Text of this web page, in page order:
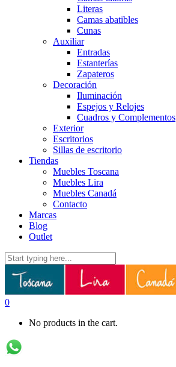
Literas
Camas abatibles
Cunas
Auxiliar
Entradas
Estanterías
Zapateros
Decoración
Iluminación
Espejos y Relojes
Cuadros y Complementos
Exterior
Escritorios
Sillas de escritorio
Tiendas
Muebles Toscana
Muebles Lira
Muebles Canadá
Contacto
Marcas
Blog
Outlet
0
No products in the cart.